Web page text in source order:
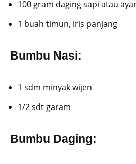
100 gram daging sapi atau
1 buah timun, iris panjang
Bumbu Nasi:
1 sdm minyak wijen
1/2 sdt garam
Bumbu Daging: